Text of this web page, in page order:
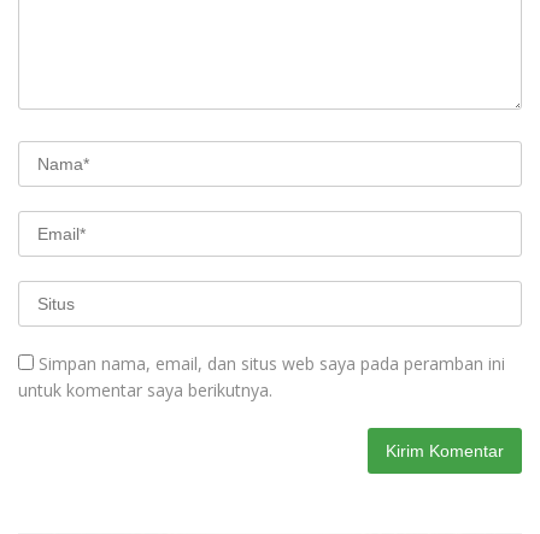
Simpan nama, email, dan situs web saya pada peramban ini
untuk komentar saya berikutnya.